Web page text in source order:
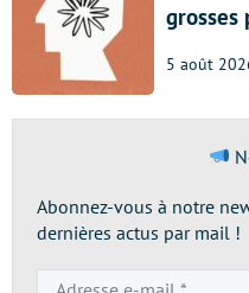
grosses
5 août
Abonnez-vous à notre
dernières actus par mail !